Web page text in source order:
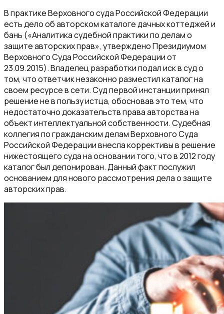
В практике Верховного суда Российской Федерации
есть дело об авторском каталоге дачных коттеджей и
бань («Аналитика судебной практики по делам о
защите авторских прав», утверждено Президиумом
Верховного Суда Российской Федерации от
23.09.2015). Владелец разработки подал иск в суд о
том, что ответчик незаконно разместил каталог на
своем ресурсе в сети. Суд первой инстанции принял
решение не в пользу истца, обосновав это тем, что
недостаточно доказательств права авторства на
объект интеллектуальной собственности. Судебная
коллегия по гражданским делам Верховного Суда
Российской Федерации внесла коррективы в решение
нижестоящего суда на основании того, что в 2012 году
каталог был депонирован. Данный факт послужил
основанием для нового рассмотрения дела о защите
авторских прав.